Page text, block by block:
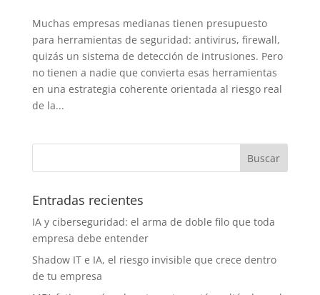
Muchas empresas medianas tienen presupuesto
para herramientas de seguridad: antivirus, firewall,
quizás un sistema de detección de intrusiones. Pero
no tienen a nadie que convierta esas herramientas
en una estrategia coherente orientada al riesgo real
de la...
Entradas recientes
IA y ciberseguridad: el arma de doble filo que toda
empresa debe entender
Shadow IT e IA, el riesgo invisible que crece dentro
de tu empresa